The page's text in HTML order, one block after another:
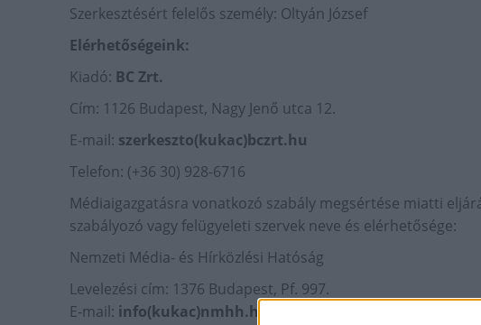
Szerkesztésért felelős személy: Oltyán József
Elérhetőségeink:
Kiadó: BC Zrt.
Cím: 1126 Budapest, Nagy Jenő utca 12.
E-mail: szerkeszto(kukac)bczrt.hu
Telefon: (+36 30) 928-6716
Médiaigazgatásra vonatkozó szabály megsértése miatti
szabályozó vagy felügyeleti szervek neve és elérhetősége:
Nemzeti Média- és Hírközlési Hatóság
Levelezési cím: 1376 Budapest, Pf. 997.
E-mail: info(kukac)nmhh.hu